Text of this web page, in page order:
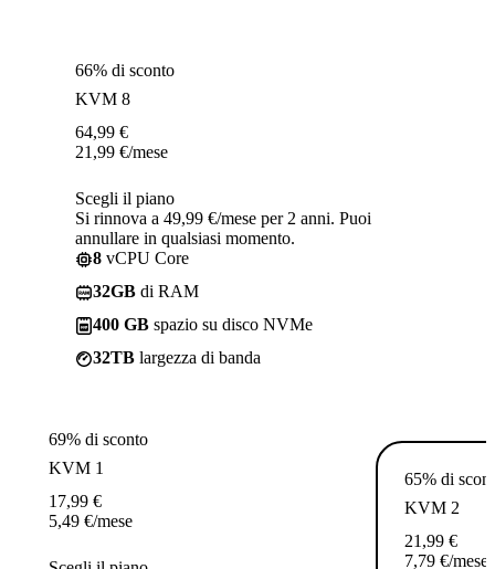
66% di sconto
KVM 8
64,99 €
21,99 €/mese
Scegli il piano
Si rinnova a 49,99 €/mese per 2 anni. Puoi
annullare in qualsiasi momento.
8 vCPU Core
32GB di RAM
400 GB spazio su disco NVMe
32TB largezza di banda
69% di sconto
KVM 1
17,99 €
5,49 €/mese
65% di
KVM 2
21,99 €
7,79 €/mese